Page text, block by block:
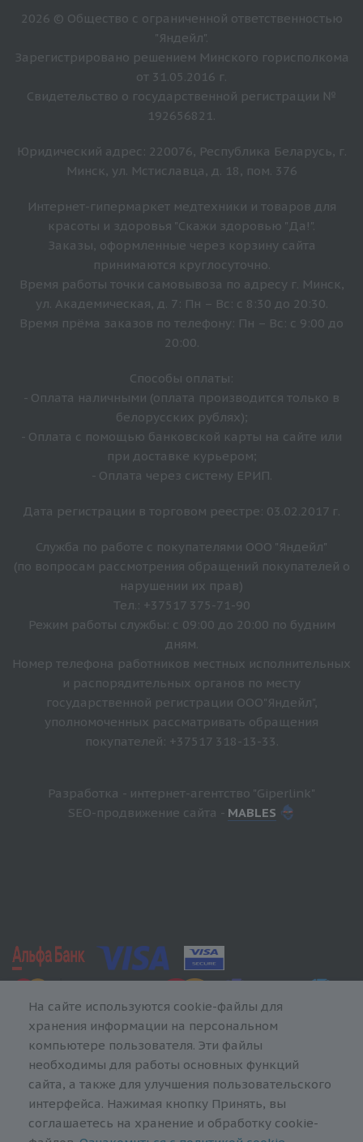
2026 © Общество с ограниченной ответственностью
"Яндейл".
Зарегистрировано решением Минского горисполкома
от 31.05.2016 г.
Свидетельство о государственной регистрации №
192656821.
Юридический адрес: 220076, Республика Беларусь, г.
Минск, ул. Мстиславца, д. 18, пом. 376
Интернет-гипермаркет медтехники и товаров для
красоты и здоровья "Скажи здоровью "Да!".
Заказы, оформленные через корзину сайта
принимаются круглосуточно.
Время работы точки самовывоза по адресу г. Минск,
ул. Академическая, д. 7: Пн – Вс: с 8:30 до 20:30.
Время прёма заказов по телефону: Пн – Вс: с 9:00 до
20:00.
Способы оплаты:
- Оплата наличными (оплата производится только в
белорусских рублях);
- Оплата с помощью банковской карты на сайте или
при доставке курьером;
- Оплата через систему ЕРИП.
Дата регистрации в торговом реестре: 03.02.2017 г.
Служба по работе с покупателями ООО "Яндейл"
(по вопросам рассмотрения обращений покупателей о
нарушении их прав)
Тел.: +37517 375-71-90
Режим работы службы: с 09:00 до 20:00 по будним
дням.
Номер телефона работников местных исполнительных
и распорядительных органов по месту
государственной регистрации ООО"Яндейл",
уполномоченных рассматривать обращения
покупателей: +37517 318-13-33.
Разработка - интернет-агентство "Giperlink"
SEO-продвижение сайта - MABLES
На сайте используются cookie-файлы для
хранения информации на персональном
компьютере пользователя. Эти файлы
необходимы для работы основных функций
сайта, а также для улучшения пользовательского
интерфейса. Нажимая кнопку Принять, вы
соглашаетесь на хранение и обработку cookie-